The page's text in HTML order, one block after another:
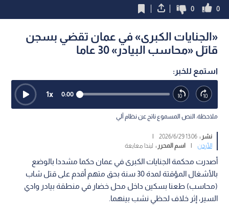
0
0
«الجنايات الكبرى» في عمان تقضي بسجن
قاتل «محاسب البيادر» 30 عاما
استمع للخبر:
0:00
1x
ملاحظة: النص المسموع ناتج عن نظام آلي
نشر :13:06 2026/6/29
|
الأردن
| اسم المحرر : ليندا معايعة
أصدرت محكمة الجنايات الكبرى في عمان حكما مشددا بالوضع
بالأشغال المؤقتة لمدة 30 سنة بحق متهم أقدم على قتل شاب
(محاسب) طعنا بسكين داخل محل خضار في منطقة بيادر وادي
السير، إثر خلاف لحظي نشب بينهما.